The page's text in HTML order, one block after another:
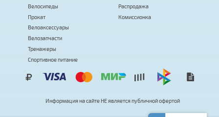
Велосипеды
Прокат
Велоаксессуары
Велозапчасти
Тренажеры
Спортивное питание
Распродажа
Комиссионка
Информация на сайте НЕявляется публичной офертой